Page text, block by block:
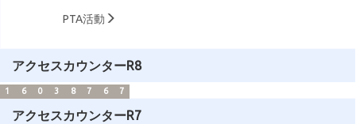
PTA活動
アクセスカウンターR8
1 6 0 3 8 7 6 7
アクセスカウンターR7